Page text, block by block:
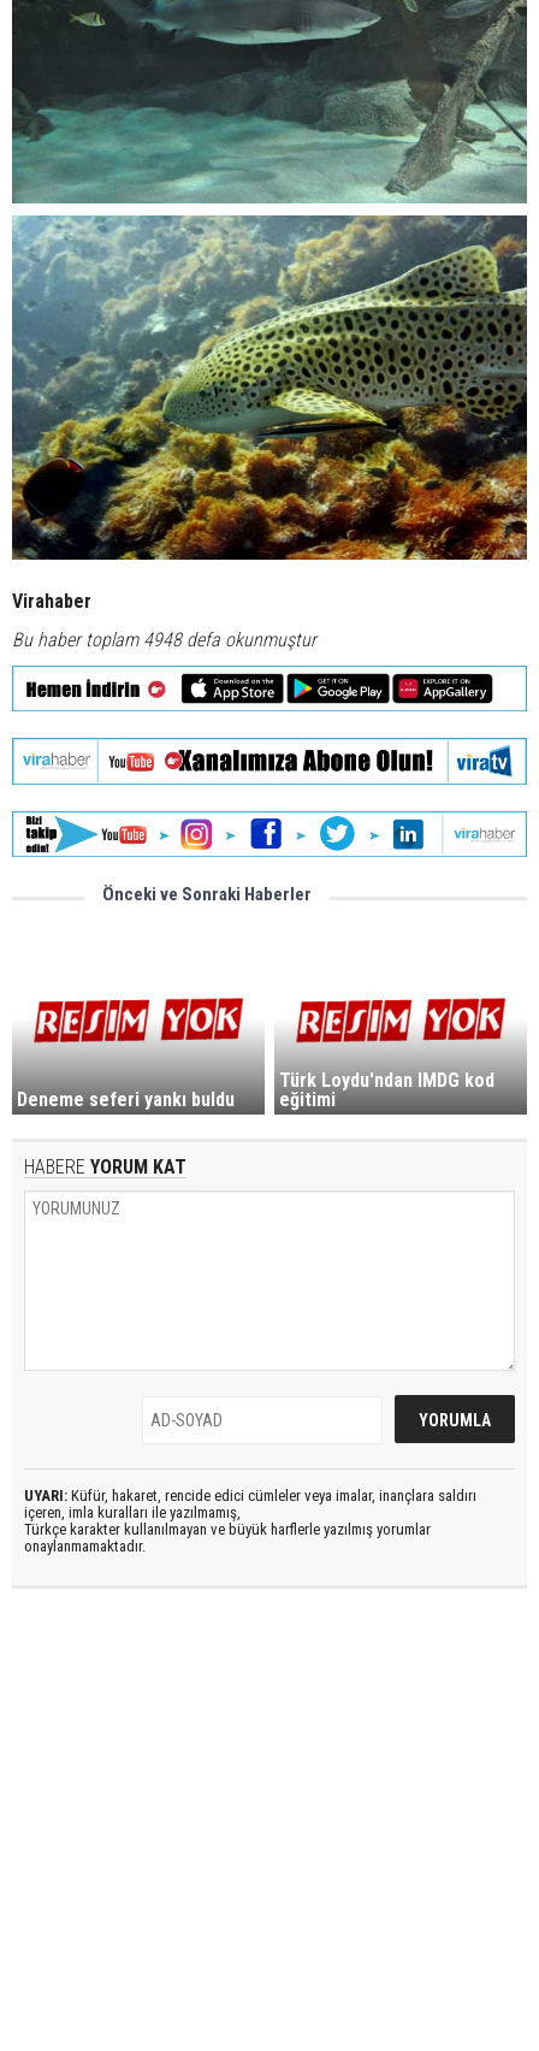
Virahaber
Bu haber toplam 4948 defa okunmuştur
Önceki ve Sonraki Haberler
Deneme seferi yankı buldu
Türk Loydu'ndan IMDG kod
eğitimi
HABERE YORUM KAT
UYARI: Küfür, hakaret, rencide edici cümleler veya imalar, inançlara saldırı
içeren, imla kuralları ile yazılmamış,
Türkçe karakter kullanılmayan ve büyük harflerle yazılmış yorumlar
onaylanmamaktadır.